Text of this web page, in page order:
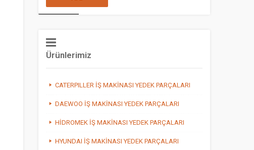
Ürünlerimiz
CATERPILLER İŞ MAKİNASI YEDEK PARÇALARI
DAEWOO İŞ MAKİNASI YEDEK PARÇALARI
HİDROMEK İŞ MAKİNASI YEDEK PARÇALARI
HYUNDAI İŞ MAKİNASI YEDEK PARÇALARI